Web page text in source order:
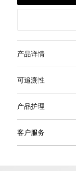
产品详情
可追溯性
产品护理
客户服务